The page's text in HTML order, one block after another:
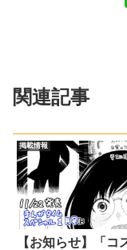
関連記事
掲載情報
【お知らせ】「コ